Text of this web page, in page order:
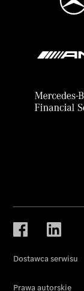
Dostawca serwisu
Prawa autorskie